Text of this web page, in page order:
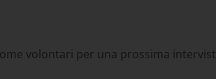
volontari per una prossima